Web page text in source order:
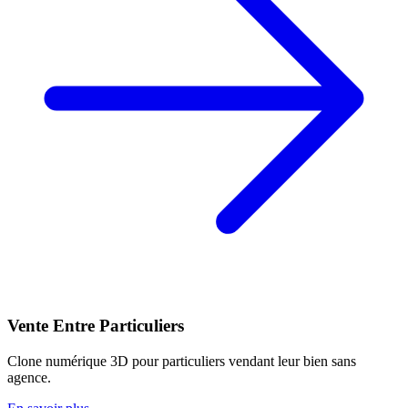
Vente Entre Particuliers
Clone numérique 3D pour particuliers vendant leur bien sans
agence.